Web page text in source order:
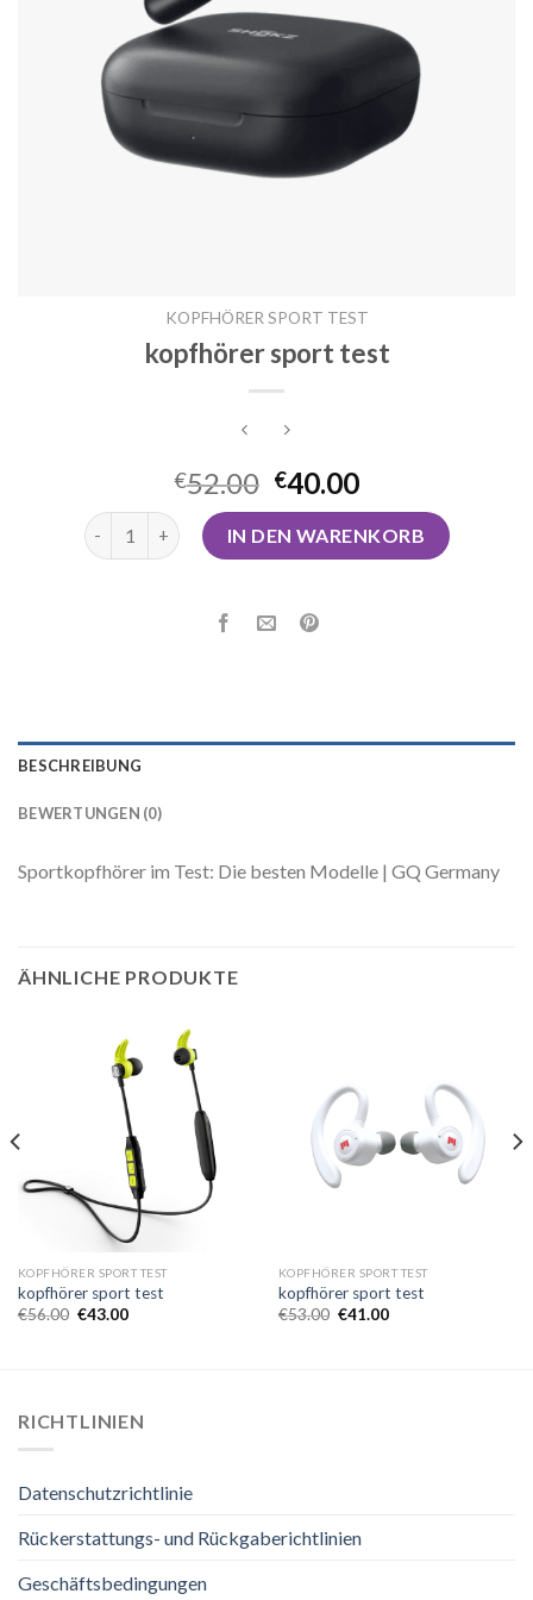
KOPFHÖRER SPORT TEST
kopfhörer sport test
€52.00 €40.00
kopfhörer sport test MengeIN DEN WARENKORB
BESCHREIBUNG
BEWERTUNGEN (0)
Sportkopfhörer im Test: Die besten Modelle | GQ Germany
ÄHNLICHE PRODUKTE
KOPFHÖRER SPORT TEST
kopfhörer sport test
€56.00 €43.00
KOPFHÖRER SPORT TEST
kopfhörer sport test
€53.00 €41.00
RICHTLINIEN
Datenschutzrichtlinie
Rückerstattungs- und Rückgaberichtlinien
Geschäftsbedingungen